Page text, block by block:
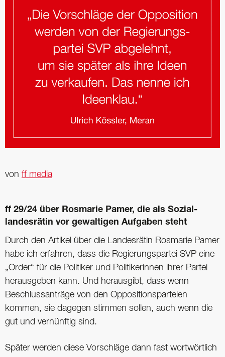
von ff media
ff 29/24 über Rosmarie Pamer, die als Sozial­
landesrätin vor gewaltigen Aufgaben steht
Durch den Artikel über die Landesrätin Rosmarie Pamer
habe ich erfahren, dass die Regierungspartei SVP eine
„Order“ für die Politiker und Politikerinnen ihrer Partei
herausgeben kann. Und herausgibt, dass wenn
Beschlussanträge von den Oppositionsparteien
kommen, sie dagegen stimmen sollen, auch wenn die
gut und vernünftig sind.
Später werden diese Vorschläge dann fast wortwörtlich